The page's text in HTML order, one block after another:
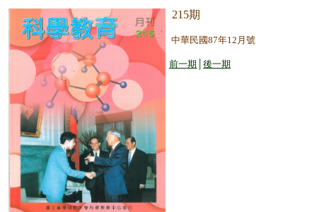
215期
中華民國87年12月號
前一期 後一期